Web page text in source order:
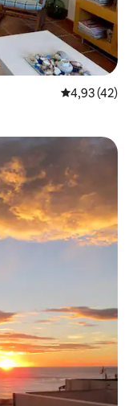
4,93 de uma
4,93 (42)